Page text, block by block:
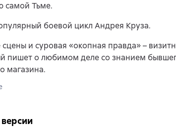
самой Тьме.
боевой цикл Андрея Круза.
и суровая «окопная правда» –
пишет о любимом деле со знанием
магазина.